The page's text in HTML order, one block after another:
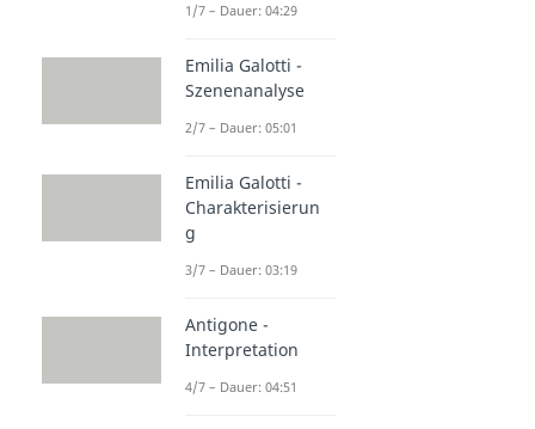
1/7 – Dauer: 04:29
Emilia Galotti -
Szenenanalyse
2/7 – Dauer: 05:01
Emilia Galotti -
Charakterisierun
g
3/7 – Dauer: 03:19
Antigone -
Interpretation
4/7 – Dauer: 04:51